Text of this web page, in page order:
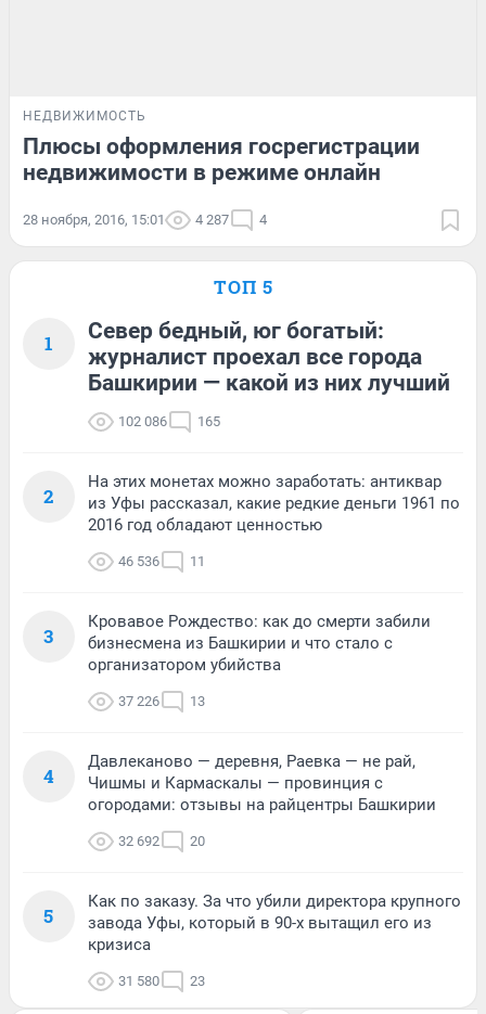
НЕДВИЖИМОСТЬ
Плюсы оформления госрегистрации
недвижимости в режиме онлайн
28 ноября, 2016, 15:01 4 287 4
ТОП 5
1
Север бедный, юг богатый:
журналист проехал все города
Башкирии — какой из них лучший
102 086 165
2
На этих монетах можно заработать: антиквар
из Уфы рассказал, какие редкие деньги 1961 по
2016 год обладают ценностью
46 536 11
3
Кровавое Рождество: как до смерти забили
бизнесмена из Башкирии и что стало с
организатором убийства
37 226 13
4
Давлеканово — деревня, Раевка — не рай,
Чишмы и Кармаскалы — провинция с
огородами: отзывы на райцентры Башкирии
32 692 20
5
Как по заказу. За что убили директора крупного
завода Уфы, который в 90-х вытащил его из
кризиса
31 580 23